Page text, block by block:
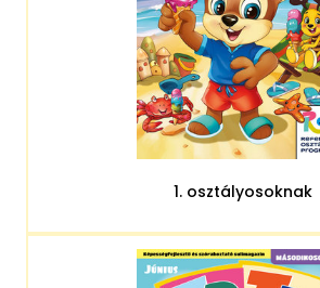
1. osztályosoknak